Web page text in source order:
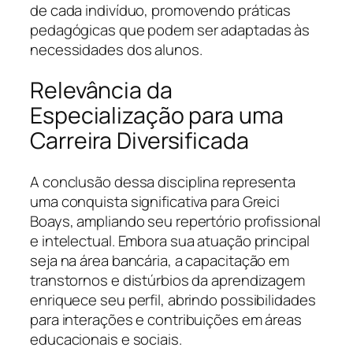
de cada indivíduo, promovendo práticas
pedagógicas que podem ser adaptadas às
necessidades dos alunos.
Relevância da
Especialização para uma
Carreira Diversificada
A conclusão dessa disciplina representa
uma conquista significativa para Greici
Boays, ampliando seu repertório profissional
e intelectual. Embora sua atuação principal
seja na área bancária, a capacitação em
transtornos e distúrbios da aprendizagem
enriquece seu perfil, abrindo possibilidades
para interações e contribuições em áreas
educacionais e sociais.